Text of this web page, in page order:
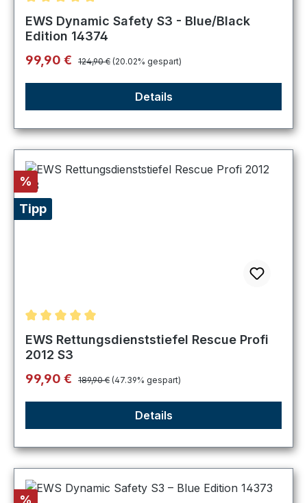
Durchschnittliche Bewertung von 5 von 5 Sternen
EWS Dynamic Safety S3 - Blue/Black
Edition 14374
Verkaufspreis:
99,90 € Regulärer Preis:
124,90 € (20.02% gespart)
Details
Rabatt
%
Tipp
Durchschnittliche Bewertung von 5 von 5 Sternen
EWS Rettungsdienststiefel Rescue Profi
2012 S3
Verkaufspreis:
99,90 € Regulärer Preis:
189,90 € (47.39% gespart)
Details
Rabatt
%